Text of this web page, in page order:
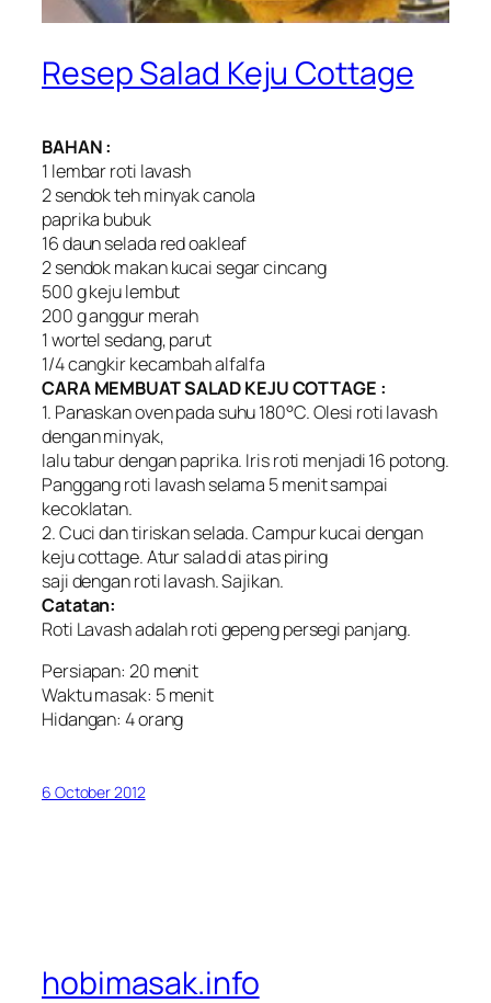
Resep Salad Keju Cottage
BAHAN :
1 lembar roti lavash
2 sendok teh minyak canola
paprika bubuk
16 daun selada red oakleaf
2 sendok makan kucai segar cincang
500 g keju lembut
200 g anggur merah
1 wortel sedang, parut
1/4 cangkir kecambah alfalfa
CARA MEMBUAT SALAD KEJU COTTAGE :
1. Panaskan oven pada suhu 180°C. Olesi roti lavash
dengan minyak,
lalu tabur dengan paprika. Iris roti menjadi 16 potong.
Panggang roti lavash selama 5 menit sampai
kecoklatan.
2. Cuci dan tiriskan selada. Campur kucai dengan
keju cottage. Atur salad di atas piring
saji dengan roti lavash. Sajikan.
Catatan:
Roti Lavash adalah roti gepeng persegi panjang.
Persiapan: 20 menit
Waktu masak: 5 menit
Hidangan: 4 orang
6 October 2012
hobimasak.info